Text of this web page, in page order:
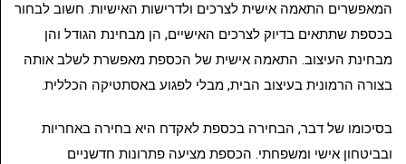
המאפשרים התאמה אישית לצרכים ולדרישות האישיות. חשוב לבחור
בכספת שתתאים בדיוק לצרכים האישיים, הן מבחינת הגודל והן
מבחינת העיצוב. התאמה אישית של הכספת מאפשרת לשלב אותה
בצורה הרמונית בעיצוב הבית, מבלי לפגוע באסתטיקה הכללית.
בסיכומו של דבר, הבחירה בכספת לאקדח היא בחירה באחריות
ובביטחון אישי ומשפחתי. הכספת מציעה פתרונות חדשניים